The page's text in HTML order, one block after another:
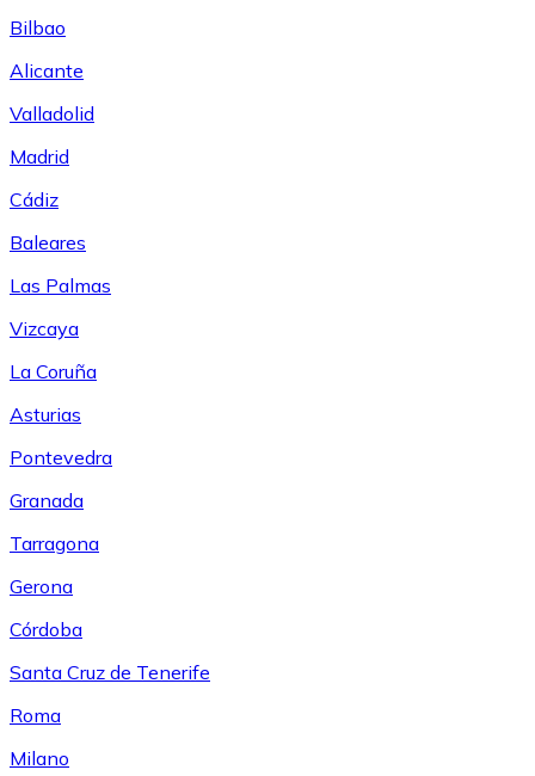
Bilbao
Alicante
Valladolid
Madrid
Cádiz
Baleares
Las Palmas
Vizcaya
La Coruña
Asturias
Pontevedra
Granada
Tarragona
Gerona
Córdoba
Santa Cruz de Tenerife
Roma
Milano